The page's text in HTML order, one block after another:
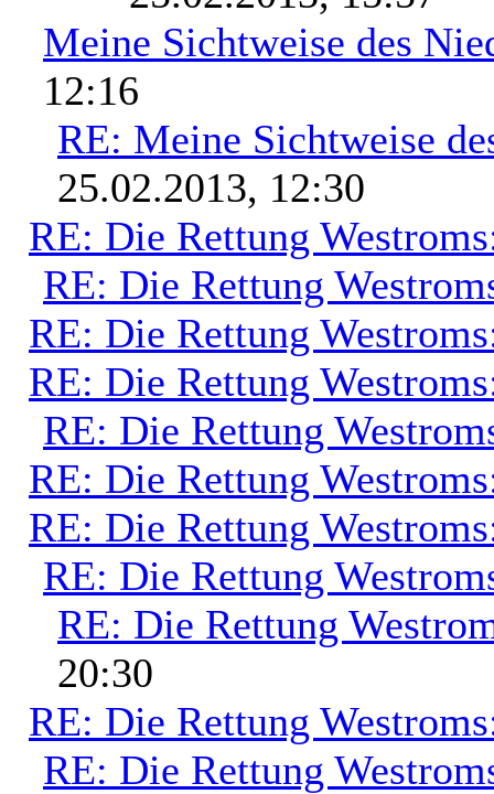
Meine Sichtweise des
12:16
RE: Meine Sichtweise
25.02.2013, 12:30
RE: Die Rettung
RE: Die Rettung
RE: Die Rettung
RE: Die Rettung
RE: Die Rettung
RE: Die Rettung
RE: Die Rettung
RE: Die Rettung
RE: Die Rettung
20:30
RE: Die Rettung
RE: Die Rettung